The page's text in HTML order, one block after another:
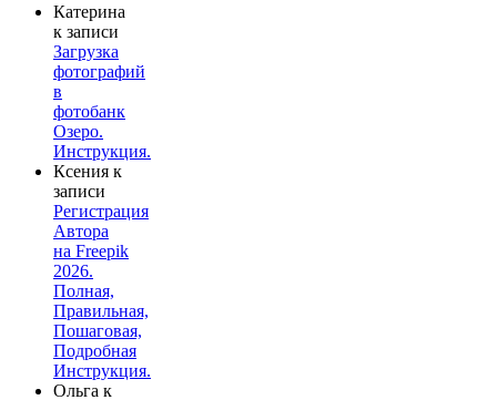
Катерина
к записи
Загрузка
фотографий
в
фотобанк
Озеро.
Инструкция.
Ксения к
записи
Регистрация
Автора
на Freepik
2026.
Полная,
Правильная,
Пошаговая,
Подробная
Инструкция.
Ольга к